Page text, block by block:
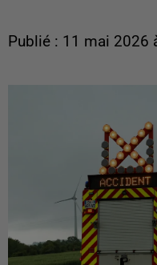
Publié : 11 mai 2026